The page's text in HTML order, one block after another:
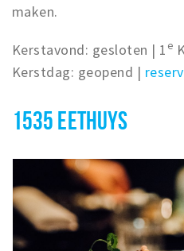
maken.
Kerstavond: gesloten | 1 e
Kerstdag: geopend |
1535 EETHUYS